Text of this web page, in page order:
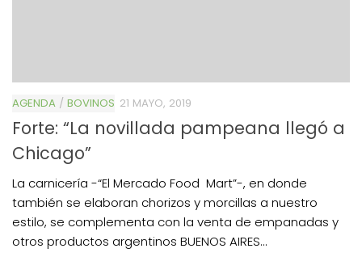
AGENDA / BOVINOS 21 MAYO, 2019
Forte: “La novillada pampeana llegó a
Chicago”
La carnicería -“El Mercado Food Mart”-, en donde
también se elaboran chorizos y morcillas a nuestro
estilo, se complementa con la venta de empanadas y
otros productos argentinos BUENOS AIRES...